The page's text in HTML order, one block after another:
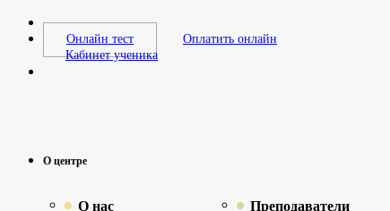
Онлайн тест
Оплатить онлайн
Кабинет ученика
О центре
О нас Преподаватели